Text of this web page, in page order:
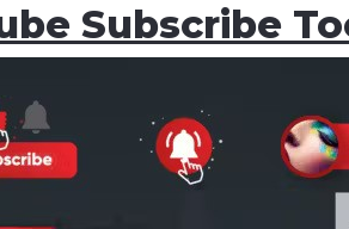
Subscribe